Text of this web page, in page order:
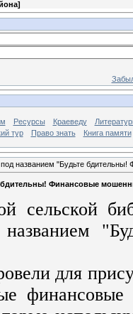
]
Ресурсы Краеведу
тур Право знать Книга памяти
названием "Будьте
Финансовые
сельской
названием
для